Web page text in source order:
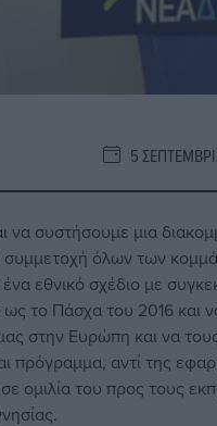
5
να συστήσουμε μια
συμμετοχή όλων των
εθνικό σχέδιο με
το Πάσχα του 2016 και
στην Ευρώπη και να
πρόγραμμα, αντί της
σε ομιλία του προς τους